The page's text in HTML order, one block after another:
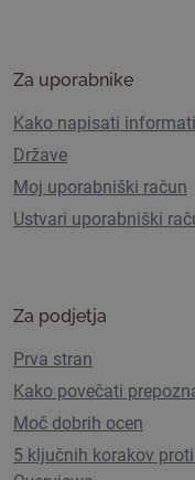
Za uporabnike
Kako napisati
Države
Moj uporabniški račun
Ustvari uporabniški
Za podjetja
Prva stran
Kako povečati
Moč dobrih ocen
5 ključnih korakov